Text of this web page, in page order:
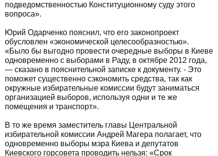
подведомственностью Конституционному суду этого
вопроса».
Юрий Одарченко пояснил, что его законопроект
обусловлен «экономической целесообразностью».
«Было бы выгодно провести очередные выборы в Киеве
одновременно с выборами в Раду, в октябре 2012 года,
— сказано в пояснительной записке к документу. - Это
поможет существенно сэкономить средства, так как
окружные избирательные комиссии будут заниматься
организацией выборов, используя одни и те же
помещения и транспорт».
В то же время заместитель главы Центральной
избирательной комиссии Андрей Магера полагает, что
одновременно выборы мэра Киева и депутатов
Киевского горсовета проводить нельзя: «Срок